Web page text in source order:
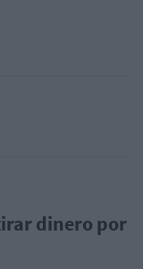
dinero por